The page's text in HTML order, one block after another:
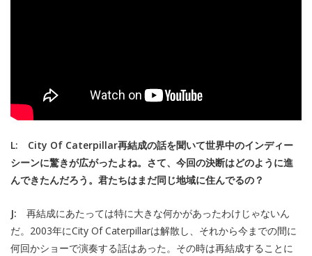
L: City Of Caterpillar再結成の話を聞いて世界中のインディー
シーンに驚きが広がったよね。さて、今回の決断はどのように進
んできたんだろう。君たちはまだ同じ地域に住んでるの？
J: 再結成にあたっては特に大きな何かがあったわけじゃないん
だ。2003年にCity Of Caterpillarは解散し、それから今までの間に
何回かショーで演奏する話はあった。その時は再結成することに